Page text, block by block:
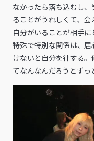
なかったら落ち込むし
ることがうれしくて、会
自分がいることが相手
特殊で特別な関係は、
けないと自分を律する
てなんなんだろうとずっ